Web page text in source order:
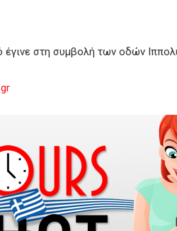
έγινε στη συμβολή των οδών